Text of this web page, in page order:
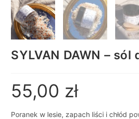
SYLVAN DAWN – sól
55,00 zł
Poranek w lesie, zapach liści i chłód